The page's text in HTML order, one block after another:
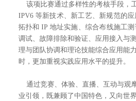
该项比赛通过多样性的考核手段，
IPV6 等新技术、新工艺、新规范的
拓扑和 IP 地址实施、综合布线施工
调试、故障排除和验证、应用接入与
理与团队协调和理论技能综合应用能
时，更加重视实践应用水平的提升。
通过竞赛、体验、直播、互动与观
业引领，既兼顾了中国特色，又向世